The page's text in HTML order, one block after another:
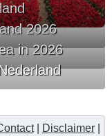
2026
in 2026
| Disclaimer|